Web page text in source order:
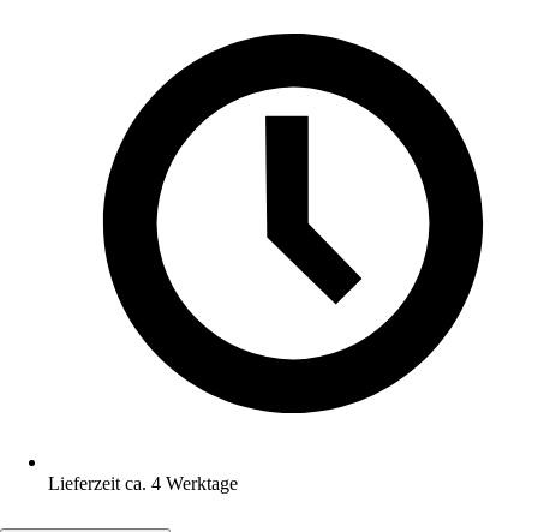
Lieferzeit ca. 4 Werktage